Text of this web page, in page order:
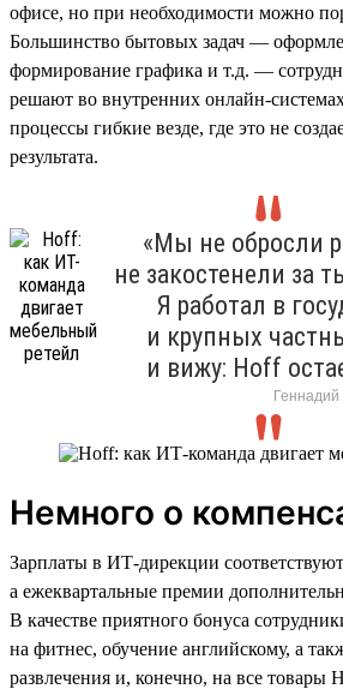
офисе, но при необходимости можно
Большинство бытовых задач —
формирование графика и т.д. —
решают во внутренних онлайн-
процессы гибкие везде, где это не
результата.
«Мы не обросли
не закостенели за
Я работал в
и крупных
и вижу: Hoff
Немного о
Зарплаты в ИТ-дирекции
а ежеквартальные премии
В качестве приятного бонуса
на фитнес, обучение английскому, а
развлечения и, конечно, на все товары